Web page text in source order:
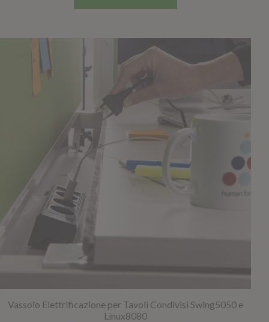
Vassoio Elettrificazione per Tavoli Condivisi Swing5050 e
Linux8080